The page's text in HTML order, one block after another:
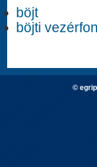
böjt
böjti
©